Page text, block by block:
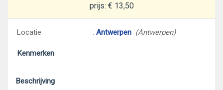
prijs: € 13,50
Locatie : Antwerpen (Antwerpen)
Kenmerken
Beschrijving